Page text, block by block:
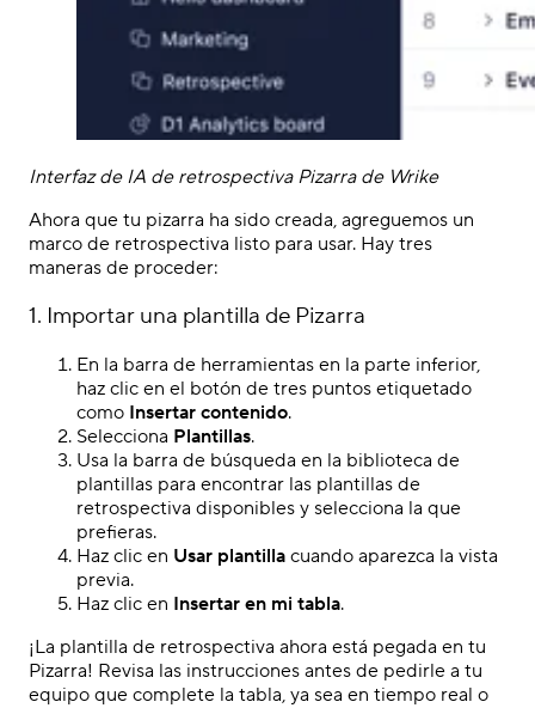
Interfaz de IA de retrospectiva Pizarra de Wrike
Ahora que tu pizarra ha sido creada, agreguemos un
marco de retrospectiva listo para usar. Hay tres
maneras de proceder:
1. Importar una plantilla de Pizarra
En la barra de herramientas en la parte inferior,
haz clic en el botón de tres puntos etiquetado
como Insertar contenido.
Selecciona Plantillas.
Usa la barra de búsqueda en la biblioteca de
plantillas para encontrar las plantillas de
retrospectiva disponibles y selecciona la que
prefieras.
Haz clic en Usar plantilla cuando aparezca la vista
previa.
Haz clic en Insertar en mi tabla.
¡La plantilla de retrospectiva ahora está pegada en tu
Pizarra! Revisa las instrucciones antes de pedirle a tu
equipo que complete la tabla, ya sea en tiempo real o